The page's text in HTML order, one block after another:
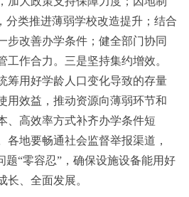
分类推进薄弱学校改造提升；结合
步改善办学条件；健全部门协同
工作合力。三是坚持集约增效。
筹用好学龄人口变化导致的存量
用效益，推动资源向薄弱环节和
、高效率方式补齐办学条件短
各地要畅通社会监督举报渠道，
题“零容忍”，确保设施设备能用好
长、全面发展。